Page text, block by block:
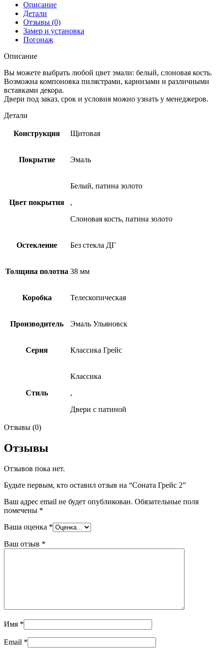
Описание
Детали
Отзывы (0)
Замер и установка
Погонаж
Описание
Вы можете выбрать любой цвет эмали: белый, слоновая кость.
Возможна компоновка пилястрами, карнизами и различными
вставками декора.
Двери под заказ, срок и условия можно узнать у менеджеров.
Детали
Конструкция Щитовая
Покрытие Эмаль
Цвет покрытия
Белый, патина золото
,
Слоновая кость, патина золото
Остекление Без стекла ДГ
Толщина полотна 38 мм
Коробка Телескопическая
Производитель Эмаль Ульяновск
Серия Классика Грейс
Стиль
Классика
,
Двери с патиной
Отзывы (0)
Отзывы
Отзывов пока нет.
Будьте первым, кто оставил отзыв на “Соната Грейс 2”
Ваш адрес email не будет опубликован. Обязательные поля
помечены *
Ваша оценка *
Ваш отзыв *
Имя *
Email *